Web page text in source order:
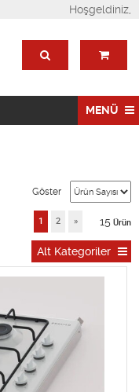
Hoşgeldiniz,
MENÜ
Göster
15 Ürün
1 2 »
Alt Kategoriler